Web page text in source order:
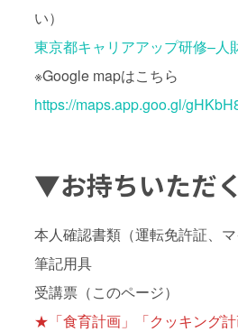
い）
東京都キャリアアップ研修–人
※Google mapはこちら
https://maps.app.goo.gl/
▼お持ちいただ
本人確認書類（運転免許証、
筆記用具
受講票（このページ）
★「食育計画」「クッキング